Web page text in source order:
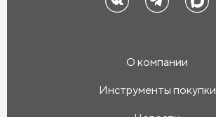
О компании
Инструменты покупки